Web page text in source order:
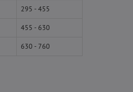
295 - 455
455 - 630
630 - 760